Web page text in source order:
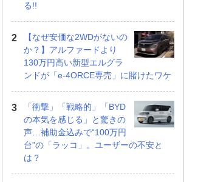
る!!
【なぜ安価な2WDがないの
か？】アルファードより
130万円高い新型エルグラ
ンドが「e-4ORCE専売」に賭けたワケ
「衝撃」「戦略的」「BYD
の本気を感じる」と驚きの
声…補助金込みで“100万円
台”の「ラッコ」。ユーザーの不安と
は？